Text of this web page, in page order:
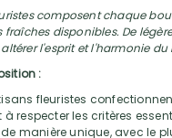
composent chaque
fraîches disponibles. De
l'esprit et l'harmonie du
:
fleuristes
à respecter les critères
manière unique, avec le